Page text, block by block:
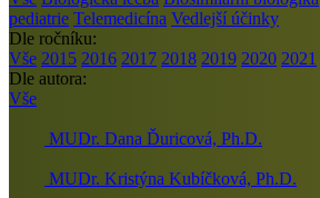
pediatrie Telemedicína Vedlejší účinky
Dle ročníku:
Vše 2015 2016 2017 2018 2019 2020 2021
Dle autora:
Vše
MUDr. Dana Ďuricová, Ph.D.
MUDr. Kristýna Kubíčková, Ph.D.